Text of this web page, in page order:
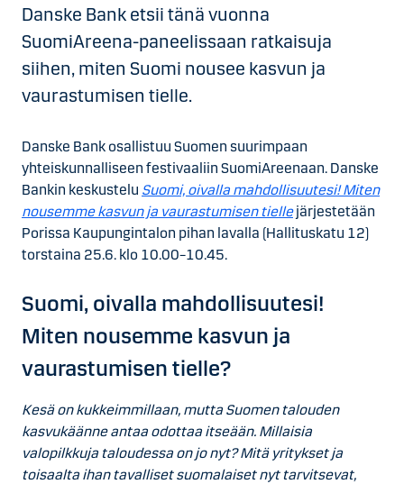
Danske Bank etsii tänä vuonna
SuomiAreena-paneelissaan ratkaisuja
siihen, miten Suomi nousee kasvun ja
vaurastumisen tielle.
Danske Bank osallistuu Suomen suurimpaan
yhteiskunnalliseen festivaaliin SuomiAreenaan. Danske
Bankin keskustelu Suomi, oivalla mahdollisuutesi! Miten
nousemme kasvun ja vaurastumisen tiellejärjestetään
Porissa Kaupungintalon pihan lavalla (Hallituskatu 12)
torstaina 25.6. klo 10.00–10.45.
Suomi, oivalla mahdollisuutesi!
Miten nousemme kasvun ja
vaurastumisen tielle?
Kesä on kukkeimmillaan, mutta Suomen talouden
kasvukäänne antaa odottaa itseään. Millaisia
valopilkkuja taloudessa on jo nyt? Mitä yritykset ja
toisaalta ihan tavalliset suomalaiset nyt tarvitsevat,